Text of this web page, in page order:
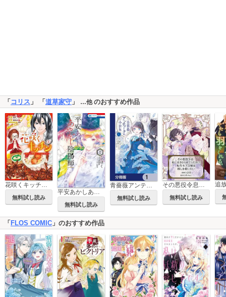
「コリス 」 「道草家守 」 …他のおすすめ作品
花咲くキッチン-再会には薬膳スープと桜を添えて-
無料試し読み
平安あかしあやかし陰陽師
無料試し読み
無料試し読み
その悪役令息、私に引きとらせてください! 転生モブ令嬢は推しを救いたい
無料試し読み
「 FLOS COMIC 」のおすすめ作品